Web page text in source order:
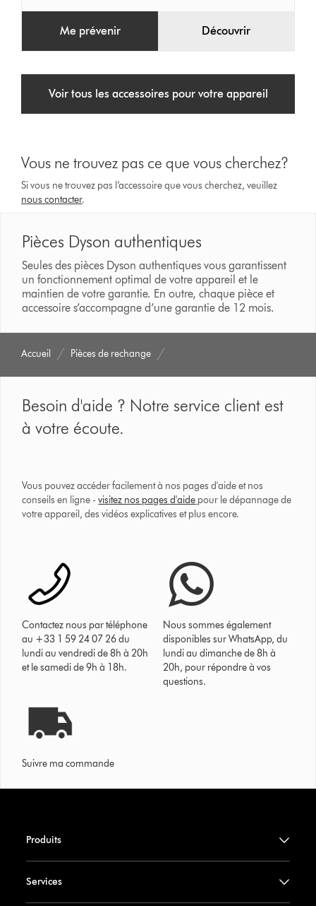
Me prévenir Découvrir
Voir tous les accessoires pour votre appareil
Vous ne trouvez pas ce que vous cherchez?
Si vous ne trouvez pas l’accessoire que vous cherchez, veuillez
nous contacter.
Pièces Dyson authentiques
Seules des pièces Dyson authentiques vous garantissent
un fonctionnement optimal de votre appareil et le
maintien de votre garantie. En outre, chaque pièce et
accessoire s’accompagne d’une garantie de 12 mois.
Accueil Pièces de rechange
Besoin d'aide ? Notre service client est
à votre écoute.
Vous pouvez accéder facilement à nos pages d'aide et nos
conseils en ligne -visitez nos pages d'aide pour le dépannage de
votre appareil, des vidéos explicatives et plus encore.
Contactez nous par téléphone
au +33 1 59 24 07 26 du
lundi au vendredi de 8h à 20h
et le samedi de 9h à 18h.
Nous sommes également
disponibles sur WhatsApp, du
lundi au dimanche de 8h à
20h, pour répondre à vos
questions.
Suivre ma commande
Produits
Services